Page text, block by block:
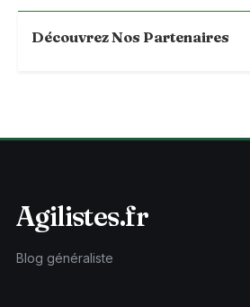
Découvrez Nos Partenaires
Agilistes.fr
Blog généraliste